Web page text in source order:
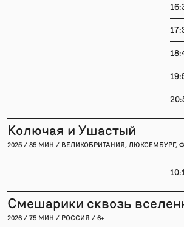
Колючая и Ушастый
2025 / 85 МИН / ВЕЛИКОБРИТАНИЯ, ЛЮКСЕМБУРГ,
Смешарики сквозь
2026 / 75 МИН / РОССИЯ / 6+